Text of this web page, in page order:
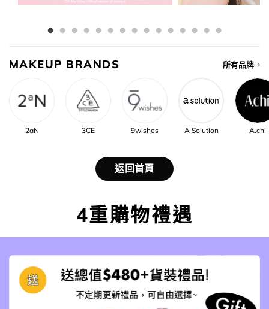
MAKEUP BRANDS 所有品牌
2aN 3CE 9wishes A Solution A.chi
返回首頁
4重購物禮遇